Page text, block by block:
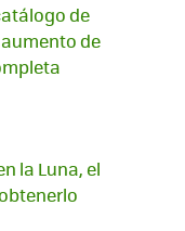
de
de
la Luna, el